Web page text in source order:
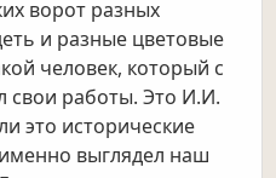
ворот разных
и разные цветовые
человек, который с
свои работы. Это И.И.
это исторические
именно выглядел наш